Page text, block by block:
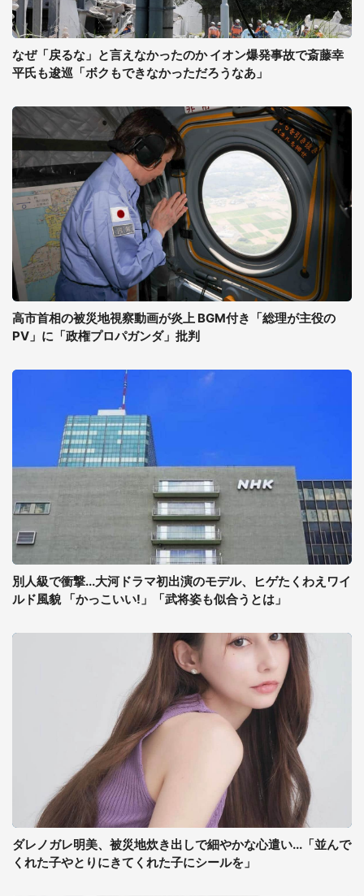
なぜ「戻るな」と言えなかったのか イオン爆発事故で斎藤幸
平氏も逡巡「ボクもできなかっただろうなあ」
高市首相の被災地視察動画が炎上 BGM付き「総理が主役の
PV」に「政権プロパガンダ」批判
別人級で衝撃...大河ドラマ初出演のモデル、ヒゲたくわえワイ
ルド風貌 「かっこいい!」「武将姿も似合うとは」
ダレノガレ明美、被災地炊き出しで細やかな心遣い...「並んで
くれた子やとりにきてくれた子にシールを」